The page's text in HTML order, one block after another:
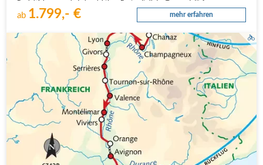
ab 1.799,- € mehr erfahren